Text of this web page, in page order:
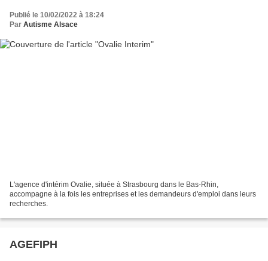
Publié le 10/02/2022 à 18:24
Par Autisme Alsace
L'agence d'intérim Ovalie, située à Strasbourg dans le Bas-Rhin,
accompagne à la fois les entreprises et les demandeurs d'emploi dans leurs
recherches.
AGEFIPH